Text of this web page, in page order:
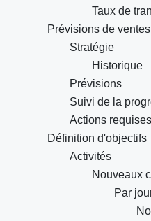
Taux de
Prévisions de ventes
Stratégie
Historique
Prévisions
Suivi de la
Actions requises
Définition d'objectifs
Activités
Nouveaux
Par